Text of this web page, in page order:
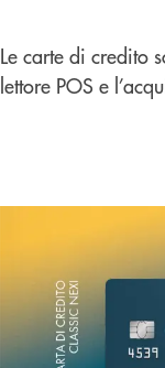
Le carte di credito
lettore POS e